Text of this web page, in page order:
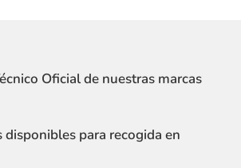
Oficial de nuestras marcas
disponibles para recogida en